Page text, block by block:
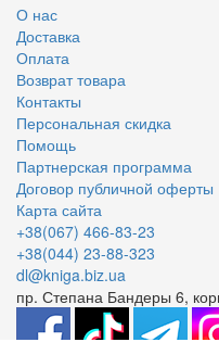
О нас
Доставка
Оплата
Возврат товара
Контакты
Персональная скидка
Помощь
Партнерская программа
Договор публичной оферты
Карта сайта
+38(067) 466-83-23
+38(044) 23-88-323
dl@kniga.biz.ua
пр. Степана Бандеры 6,